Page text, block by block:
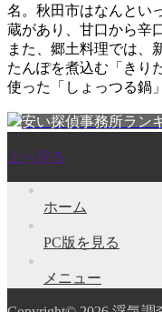
名。秋田市はなんとい
蔵があり、甘口から辛
また、郷土料理では、
たんぽを煮込む「きり
使った「しょっつる鍋
安い探偵事務所ラン
上へ戻る
ホーム
PC版を見る
メニュー